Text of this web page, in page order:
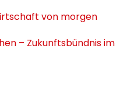
von morgen
– Zukunftsbündnis im